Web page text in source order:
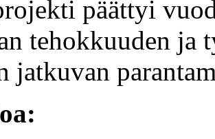
päättyi
tehokkuuden ja
jatkuvan